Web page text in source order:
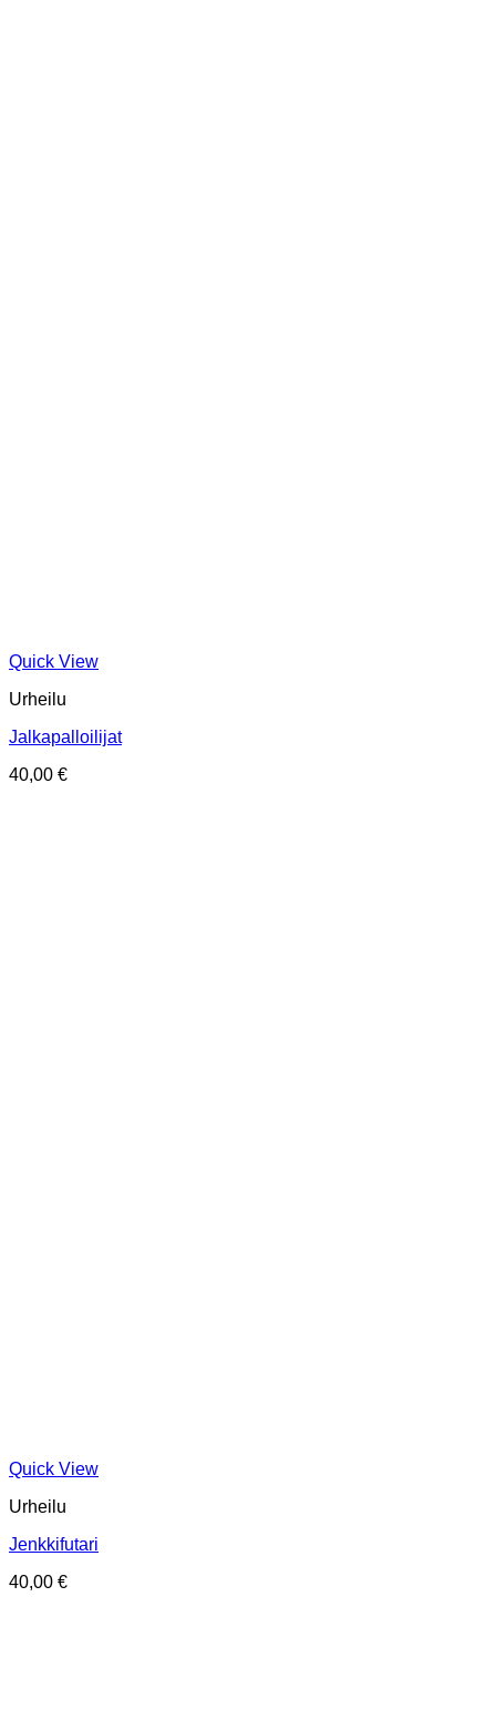
Quick View
Urheilu
Jalkapalloilijat
40,00 €
Quick View
Urheilu
Jenkkifutari
40,00 €